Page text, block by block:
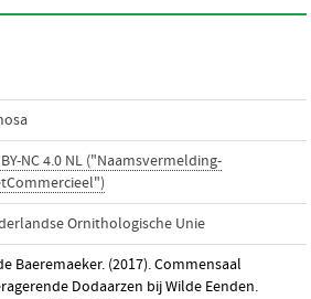
BY-NC 4.0 NL ("Naamsvermelding-
Ornithologische Unie
Baeremaeker. (2017). Commensaal
Dodaarzen bij Wilde Eenden.